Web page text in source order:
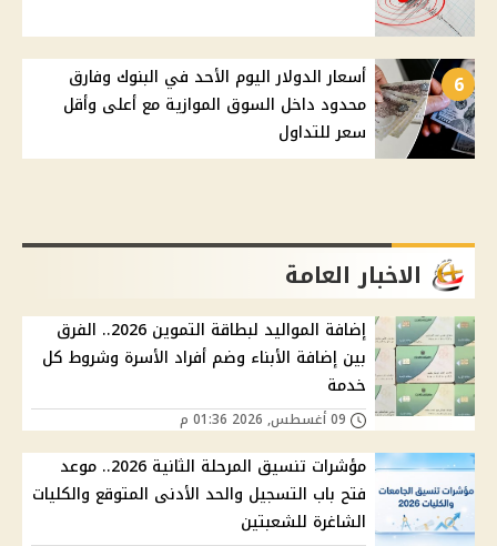
6
أسعار الدولار اليوم الأحد في البنوك وفارق
محدود داخل السوق الموازية مع أعلى وأقل
سعر للتداول
الاخبار العامة
إضافة المواليد لبطاقة التموين 2026.. الفرق
بين إضافة الأبناء وضم أفراد الأسرة وشروط كل
خدمة
مؤشرات تنسيق المرحلة الثانية 2026.. موعد
فتح باب التسجيل والحد الأدنى المتوقع والكليات
الشاغرة للشعبتين